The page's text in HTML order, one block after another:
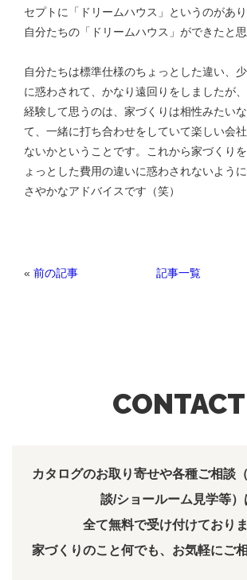
セプトに「ドリームハウス」というのがあ
自分たちの「ドリームハウス」ができたと思
自分たちは標準仕様のちょっとした違い、
に惑わされて、かなり遠回りをしましたが
経験して思うのは、家づくりは相性みたい
て、一緒に打ち合わせをしていて楽しい会
ないかということです。これから家づくり
ょっとした費用の違いに惑わされないよう
さやかなアドバイスです（笑）
記事一覧
« 前の記事
CONTACT
カタログのお取り寄せや各種ご相談
談/ショールーム見学等）
全て無料で受け付けておりま
家づくりのこと何でも、お気軽にご